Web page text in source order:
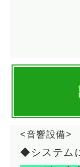
<音響設備>
◆システム